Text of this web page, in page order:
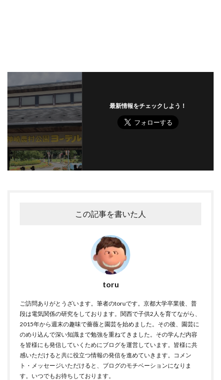
最新情報をチェックしよう！
この記事を書いた人
toru
ご訪問ありがとうざいます。筆者のtoruです。京都大学卒業後、普
段は電気関係の研究をしております。関西で子供2人を育てながら、
2015年から週末の趣味で薔薇と園芸を始めました。その後、園芸に
のめり込んで深い知識まで勉強を重ねてきました。その学んだ内容
を皆様にも発信していくためにブログを運営しています。皆様に共
感いただけると共に役立つ情報の発信を進めていきます。コメン
ト・メッセージいただけると、ブログのモチベーションになりま
す。いつでもお待ちしております。